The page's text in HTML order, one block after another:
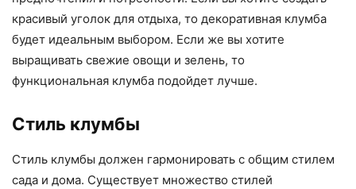
красивый уголок для отдыха, то декоративная клумба
будет идеальным выбором. Если же вы хотите
выращивать свежие овощи и зелень, то
функциональная клумба подойдет лучше.
Стиль клумбы
Стиль клумбы должен гармонировать с общим стилем
сада и дома. Существует множество стилей